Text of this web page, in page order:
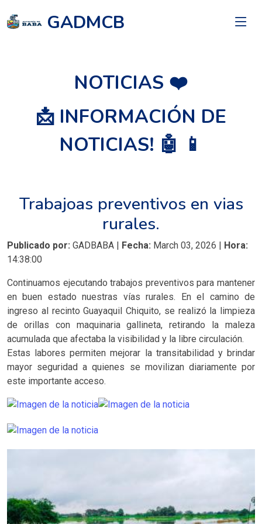
GADMCB
NOTICIAS ❤️
📩 INFORMACIÓN DE
NOTICIAS! 🤖 📱
Trabajoas preventivos en vias
rurales.
Publicado por: GADBABA | Fecha: March 03, 2026 | Hora:
14:38:00
Continuamos ejecutando trabajos preventivos para mantener
en buen estado nuestras vías rurales. En el camino de
ingreso al recinto Guayaquil Chiquito, se realizó la limpieza
de orillas con maquinaria gallineta, retirando la maleza
acumulada que afectaba la visibilidad y la libre circulación.
Estas labores permiten mejorar la transitabilidad y brindar
mayor seguridad a quienes se movilizan diariamente por
este importante acceso.